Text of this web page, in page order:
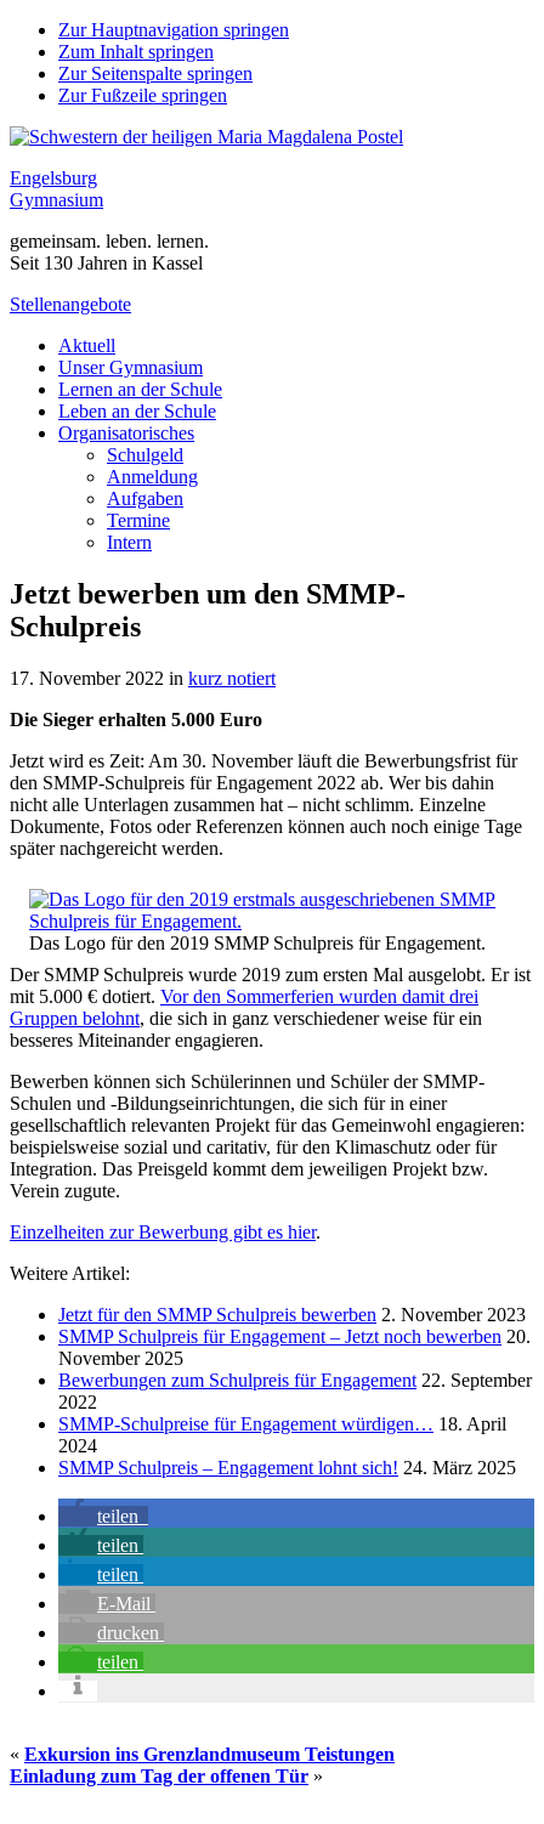
Zur Hauptnavigation springen
Zum Inhalt springen
Zur Seitenspalte springen
Zur Fußzeile springen
Engelsburg
Gymnasium
gemeinsam. leben. lernen.
Seit 130 Jahren in Kassel
Stellenangebote
Aktuell
Unser Gymnasium
Lernen an der Schule
Leben an der Schule
Organisatorisches
Schulgeld
Anmeldung
Aufgaben
Termine
Intern
Jetzt bewerben um den SMMP-
Schulpreis
17. November 2022 in kurz notiert
Die Sieger erhalten 5.000 Euro
Jetzt wird es Zeit: Am 30. November läuft die Bewerbungsfrist für
den SMMP-Schulpreis für Engagement 2022 ab. Wer bis dahin
nicht alle Unterlagen zusammen hat – nicht schlimm. Einzelne
Dokumente, Fotos oder Referenzen können auch noch einige Tage
später nachgereicht werden.
Das Logo für den 2019 SMMP Schulpreis für Engagement.
Der SMMP Schulpreis wurde 2019 zum ersten Mal ausgelobt. Er ist
mit 5.000 € dotiert. Vor den Sommerferien wurden damit drei
Gruppen belohnt, die sich in ganz verschiedener weise für ein
besseres Miteinander engagieren.
Bewerben können sich Schülerinnen und Schüler der SMMP-
Schulen und -Bildungseinrichtungen, die sich für in einer
gesellschaftlich relevanten Projekt für das Gemeinwohl engagieren:
beispielsweise sozial und caritativ, für den Klimaschutz oder für
Integration. Das Preisgeld kommt dem jeweiligen Projekt bzw.
Verein zugute.
Einzelheiten zur Bewerbung gibt es hier.
Weitere Artikel:
Jetzt für den SMMP Schulpreis bewerben 2. November 2023
SMMP Schulpreis für Engagement – Jetzt noch bewerben 20.
November 2025
Bewerbungen zum Schulpreis für Engagement 22. September
2022
SMMP-Schulpreise für Engagement würdigen… 18. April
2024
SMMP Schulpreis – Engagement lohnt sich! 24. März 2025
teilen
teilen
teilen
E-Mail
drucken
teilen
« Exkursion ins Grenzlandmuseum Teistungen
Einladung zum Tag der offenen Tür »